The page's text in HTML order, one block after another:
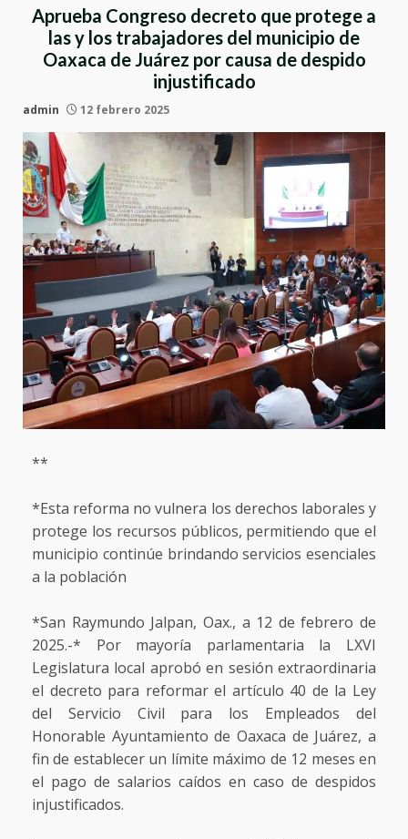
Aprueba Congreso decreto que protege a
las y los trabajadores del municipio de
Oaxaca de Juárez por causa de despido
injustificado
admin 12 febrero 2025
**
*Esta reforma no vulnera los derechos laborales y
protege los recursos públicos, permitiendo que el
municipio continúe brindando servicios esenciales
a la población
*San Raymundo Jalpan, Oax., a 12 de febrero de
2025.-* Por mayoría parlamentaria la LXVI
Legislatura local aprobó en sesión extraordinaria
el decreto para reformar el artículo 40 de la Ley
del Servicio Civil para los Empleados del
Honorable Ayuntamiento de Oaxaca de Juárez, a
fin de establecer un límite máximo de 12 meses en
el pago de salarios caídos en caso de despidos
injustificados.